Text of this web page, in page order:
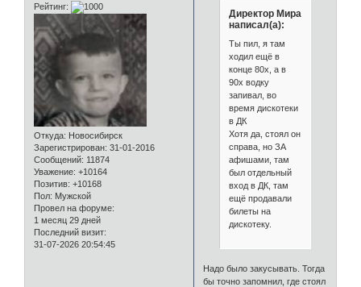
Рейтинг:
Откуда: Новосибирск
Зарегистрирован: 31-01-2016
Сообщений: 11874
Уважение: +10164
Позитив: +10168
Пол: Мужской
Провел на форуме:
1 месяц 29 дней
Последний визит:
31-07-2026 20:54:45
Директор Мира
написал(а):
Ты пил, я там
ходил ещё в
конце 80х, а в
90х водку
запивал, во
время дискотеки
в ДК
Хотя да, стоял он
справа, но ЗА
афишами, там
был отдельный
вход в ДК, там
ещё продавали
билеты на
дискотеку.
Надо было закусывать. Тогда
бы точно запомнил, где стоял